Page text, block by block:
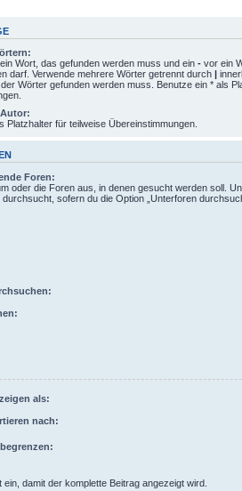
Wort, das gefunden werden muss und ein - vor ein
darf. Verwende mehrere Wörter getrennt durch |
Wörter gefunden werden muss. Benutze ein * als
Platzhalter für teilweise Übereinstimmungen.
Foren:
oder die Foren aus, in denen gesucht werden soll.
sofern du die Option „Unterforen
als:
nach:
ein, damit der komplette Beitrag angezeigt wird.